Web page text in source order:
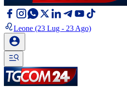
Leone (23 Lug - 23 Ago)